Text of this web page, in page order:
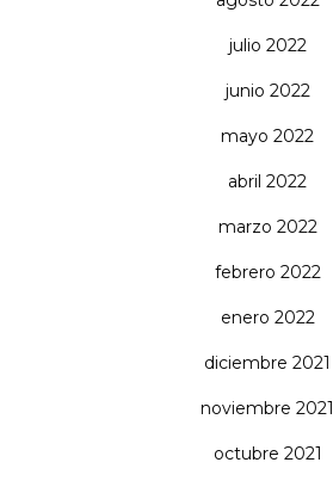
julio 2022
junio 2022
mayo 2022
abril 2022
marzo 2022
febrero 2022
enero 2022
diciembre 2021
noviembre 2021
octubre 2021